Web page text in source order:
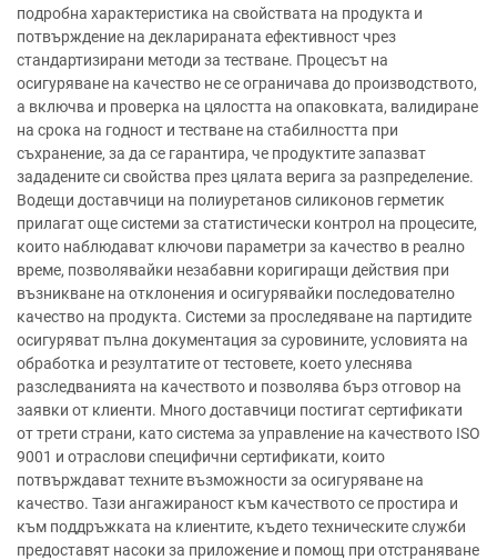
подробна характеристика на свойствата на продукта и
потвърждение на декларираната ефективност чрез
стандартизирани методи за тестване. Процесът на
осигуряване на качество не се ограничава до производството,
а включва и проверка на цялостта на опаковката, валидиране
на срока на годност и тестване на стабилността при
съхранение, за да се гарантира, че продуктите запазват
зададените си свойства през цялата верига за разпределение.
Водещи доставчици на полиуретанов силиконов герметик
прилагат още системи за статистически контрол на процесите,
които наблюдават ключови параметри за качество в реално
време, позволявайки незабавни коригиращи действия при
възникване на отклонения и осигурявайки последователно
качество на продукта. Системи за проследяване на партидите
осигуряват пълна документация за суровините, условията на
обработка и резултатите от тестовете, което улеснява
разследванията на качеството и позволява бърз отговор на
заявки от клиенти. Много доставчици постигат сертификати
от трети страни, като система за управление на качеството ISO
9001 и отраслови специфични сертификати, които
потвърждават техните възможности за осигуряване на
качество. Тази ангажираност към качеството се простира и
към поддръжката на клиентите, където техническите служби
предоставят насоки за приложение и помощ при отстраняване